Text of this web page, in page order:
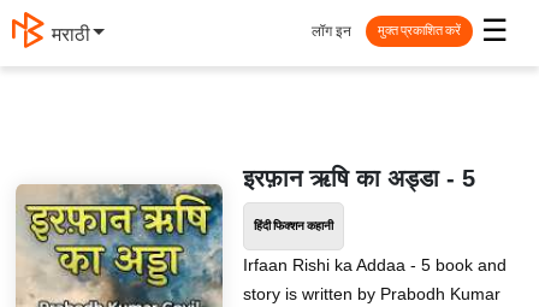
मराठी ☰
लॉग इन मुक्त प्रकाशित करें
इरफ़ान ऋषि का अड्डा - 5
हिंदी फिक्शन कहानी
Irfaan Rishi ka Addaa - 5 book and
story is written by Prabodh Kumar